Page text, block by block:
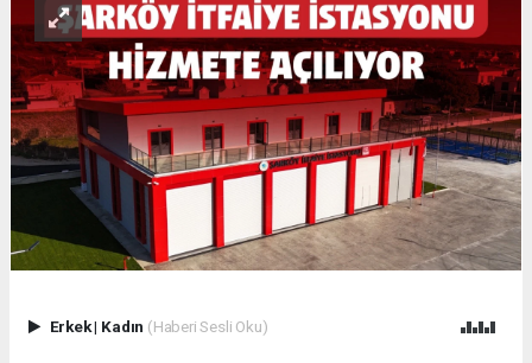
Erkek| Kadın (Haberi Sesli Oku)